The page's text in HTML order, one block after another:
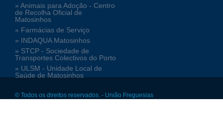
» Animais para Adoção - Centro
de Recolha Oficial de
Matosinhos
» Farmácias de Serviço
» INDAQUA Matosinhos
» STCP - Sociedade de
Transportes Colectivos do Porto
» ULSM - Unidade Local de
Saúde de Matosinhos
© Todos os direitos reservados. - União Freguesias